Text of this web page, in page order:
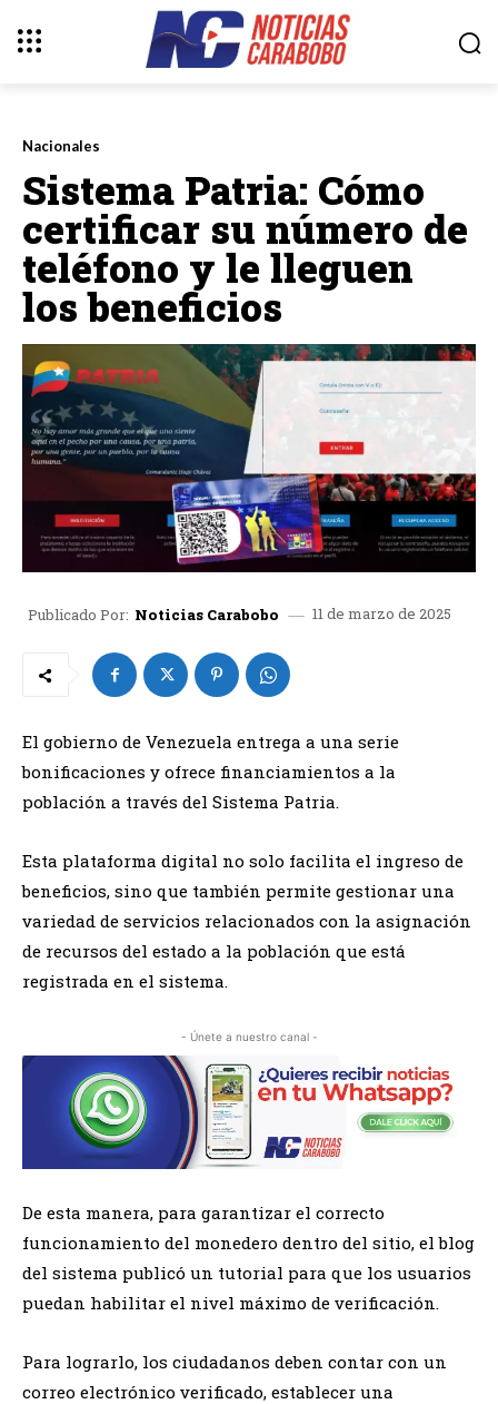
Nacionales
Sistema Patria: Cómo
certificar su número de
teléfono y le lleguen
los beneficios
Publicado Por: Noticias Carabobo 11 de marzo de 2025
El gobierno de Venezuela entrega a una serie
bonificaciones y ofrece financiamientos a la
población a través del Sistema Patria.
Esta plataforma digital no solo facilita el ingreso de
beneficios, sino que también permite gestionar una
variedad de servicios relacionados con la asignación
de recursos del estado a la población que está
registrada en el sistema.
- Únete a nuestro canal -
De esta manera, para garantizar el correcto
funcionamiento del monedero dentro del sitio, el blog
del sistema publicó un tutorial para que los usuarios
puedan habilitar el nivel máximo de verificación.
Para lograrlo, los ciudadanos deben contar con un
correo electrónico verificado, establecer una